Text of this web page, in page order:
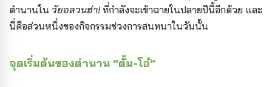
ตำนานใน วัยอลวนฮ่า!ที่กำลังจะเข้าฉายในปลายปีนี้อีกด้วย และ
นี่คือส่วนหนึ่งของกิจกรรมช่วงการสนทนาในวันนั้น
จุดเริ่มต้นของตำนาน “ตั้ม-โอ๋”